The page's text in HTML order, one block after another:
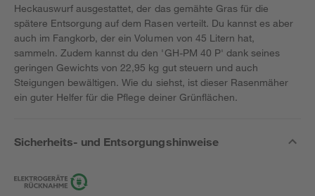
Heckauswurf ausgestattet, der das gemähte Gras für die
spätere Entsorgung auf dem Rasen verteilt. Du kannst es aber
auch im Fangkorb, der ein Volumen von 45 Litern hat,
sammeln. Zudem kannst du den 'GH-PM 40 P' dank seines
geringen Gewichts von 22,95 kg gut steuern und auch
Steigungen bewältigen. Wie du siehst, ist dieser Rasenmäher
ein guter Helfer für die Pflege deiner Grünflächen.
Sicherheits- und Entsorgungshinweise